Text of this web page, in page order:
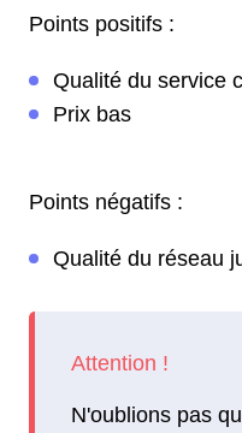
Points positifs :
Qualité du service
Prix bas
Points négatifs :
Qualité du réseau
N'oublions pas